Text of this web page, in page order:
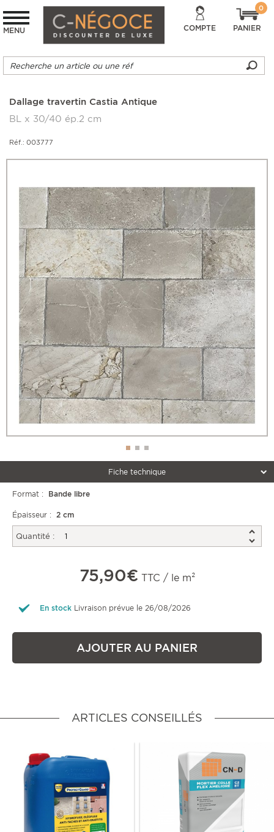
MENU COMPTE PANIER
0
Dallage travertin Castia Antique
BL x 30/40 ép.2 cm
Réf.: 003777
Fiche technique
Format : Bande libre
Épaisseur : 2 cm
Quantité :
75,90€ TTC / le m²
En stock Livraison prévue le 26/08/2026
AJOUTER AU PANIER
ARTICLES CONSEILLÉS